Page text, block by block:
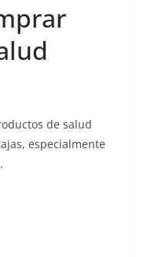
de salud
especialmente